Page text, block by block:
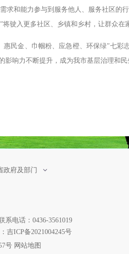
和能力参与到服务他人、服务社区的
驶入更多社区、乡镇和乡村，让群众在
惠民金、巾帼粉、应急橙、环保绿”七彩
响力不断提升，成为我市基层治理和民
政府及部门
系电话：0436-3561019
吉ICP备2021004245号
号 网站地图